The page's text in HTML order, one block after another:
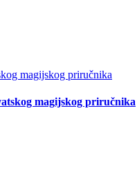
magijskog priručnika